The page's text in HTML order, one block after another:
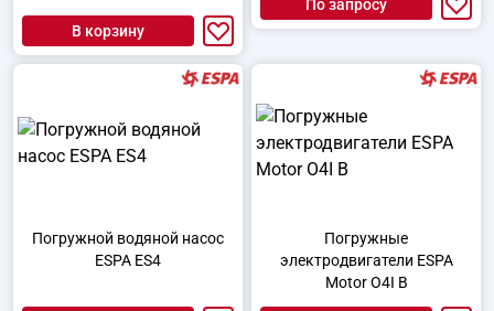
В корзину
По запросу
Погружной водяной насос
ESPA ES4
Погружные
электродвигатели ESPA
Motor O4I B